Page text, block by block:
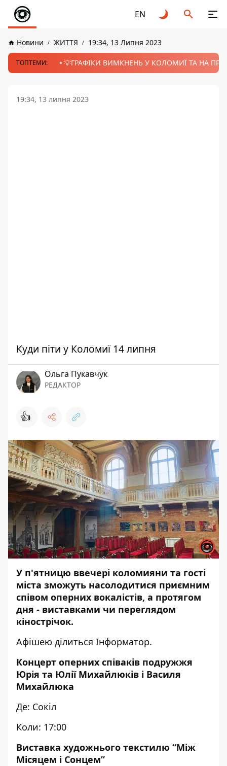
EN
Новини ЖИТТЯ 19:34, 13 Липня 2023
ТОПТЕМИ: 💡ГРАФІКИ ВИМКНЕНЬ У КОЛОМИЇ ТА НА
19:34, 13 липня 2023
Куди піти у Коломиї 14 липня
Ольга Пукавчук
РЕДАКТОР
👍
У п'ятницю ввечері коломияни та гості
міста зможуть насолодитися приємним
співом оперних вокалістів, а протягом
дня - виставками чи переглядом
кінострічок.
Афішею ділиться Інформатор.
Концерт оперних співаків подружжя
Юрія та Юлії Михайлюків і Василя
Михайлюка
Де: Сокіл
Коли: 17:00
Виставка художнього текстилю “Між
Місяцем і Сонцем”